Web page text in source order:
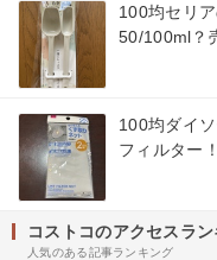
100均セリ
50/100ml？
100均ダイ
フィルター
コストコのアクセスラ
人気のある記事ランキング